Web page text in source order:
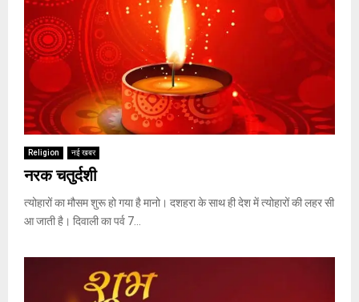
Religion नई खबर
नरक चतुर्दशी
त्योहारों का मौसम शुरू हो गया है मानो। दशहरा के साथ ही देश में त्योहारों की लहर सी
आ जाती है। दिवाली का पर्व 7...